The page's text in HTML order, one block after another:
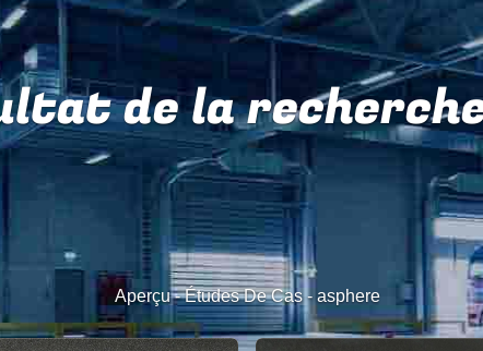
de la
Aperçu-Études De Cas- asphere